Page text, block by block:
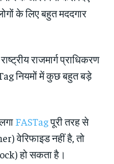
के लिए बहुत मददगार
राजमार्ग प्राधिकरण
नियमों में कुछ बहुत बड़े
FASTagपूरी तरह से
वेरिफाइड नहीं है, तो
हो सकता है।